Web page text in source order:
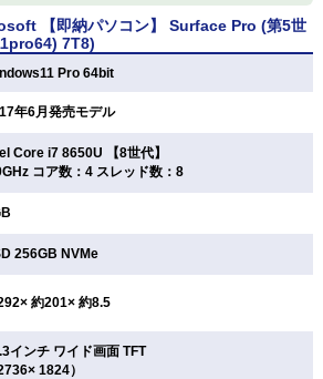
【即納パソコン】 Surface Pro (第5世
7T8)
Pro 64bit
年6月発売モデル
Core i7 8650U 【8世代】
コア数：4 スレッド数：8
256GB NVMe
約201× 約8.5
インチ ワイド画面 TFT
2736× 1824）